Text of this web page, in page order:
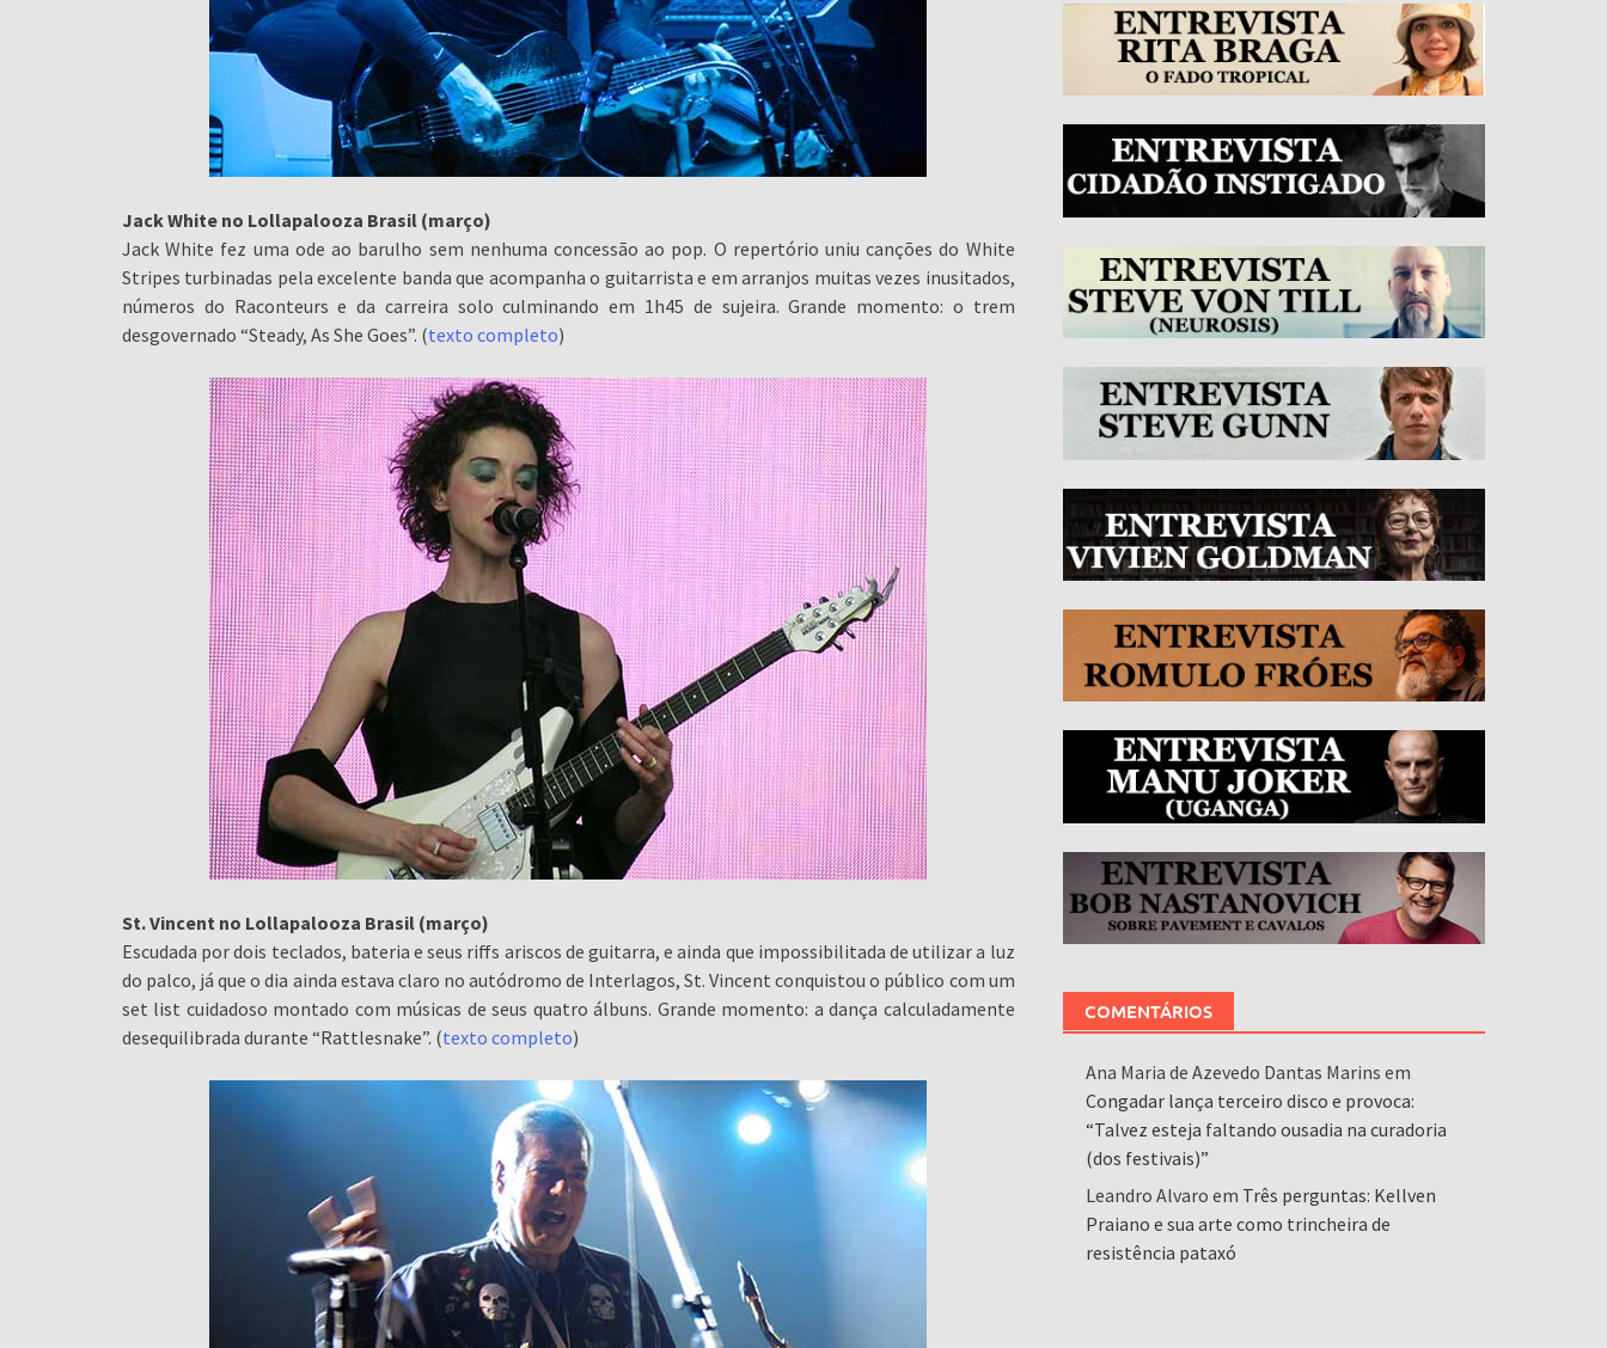
Jack White no Lollapalooza Brasil (março)
Jack White fez uma ode ao barulho sem nenhuma concessão ao pop. O repertório uniu canções do White
Stripes turbinadas pela excelente banda que acompanha o guitarrista e em arranjos muitas vezes inusitados,
números do Raconteurs e da carreira solo culminando em 1h45 de sujeira. Grande momento: o trem
desgovernado “Steady, As She Goes”. (texto completo)
St. Vincent no Lollapalooza Brasil (março)
Escudada por dois teclados, bateria e seus riffs ariscos de guitarra, e ainda que impossibilitada de utilizar a luz
do palco, já que o dia ainda estava claro no autódromo de Interlagos, St. Vincent conquistou o público com um
set list cuidadoso montado com músicas de seus quatro álbuns. Grande momento: a dança calculadamente
desequilibrada durante “Rattlesnake”. (texto completo)
COMENTÁRIOS
Ana Maria de Azevedo Dantas Marins em
Congadar lança terceiro disco e provoca:
“Talvez esteja faltando ousadia na curadoria
(dos festivais)”
Leandro Alvaro em Três perguntas: Kellven
Praiano e sua arte como trincheira de
resistência pataxó